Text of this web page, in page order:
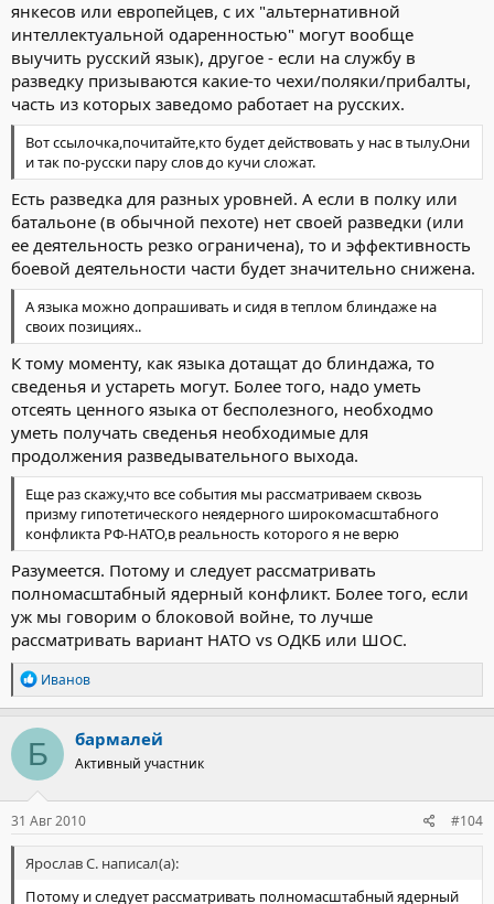
янкесов или европейцев, с их "альтернативной
интеллектуальной одаренностью" могут вообще
выучить русский язык), другое - если на службу в
разведку призываются какие-то чехи/поляки/прибалты,
часть из которых заведомо работает на русских.
Вот ссылочка,почитайте,кто будет действовать у нас в тылу.Они
и так по-русски пару слов до кучи сложат.
Есть разведка для разных уровней. А если в полку или
батальоне (в обычной пехоте) нет своей разведки (или
ее деятельность резко ограничена), то и эффективность
боевой деятельности части будет значительно снижена.
А языка можно допрашивать и сидя в теплом блиндаже на
своих позициях..
К тому моменту, как языка дотащат до блиндажа, то
сведенья и устареть могут. Более того, надо уметь
отсеять ценного языка от бесполезного, необходмо
уметь получать сведенья необходимые для
продолжения разведывательного выхода.
Еще раз скажу,что все события мы рассматриваем сквозь
призму гипотетического неядерного широкомасштабного
конфликта РФ-НАТО,в реальность которого я не верю
Разумеется. Потому и следует рассматривать
полномасштабный ядерный конфликт. Более того, если
уж мы говорим о блоковой войне, то лучше
рассматривать вариант НАТО vs ОДКБ или ШОС.
Р
е
а
к
ц
и
и
:
Иванов
Б бармалей
Активный участник
31 Авг 2010 #104
Ярослав С. написал(а):
Потому и следует рассматривать полномасштабный ядерный